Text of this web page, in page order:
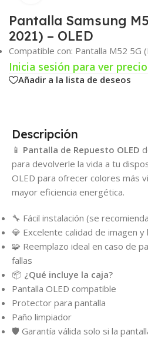
Pantalla Samsung
2021) – OLED
Compatible con: Pantalla M52 5G
Inicia sesión para ver
Añadir a la lista de deseos
Descripción
📱 Pantalla de Repuesto OLED
para devolverle la vida a tu
OLED para ofrecer colores más
mayor eficiencia energética.
🔧 Fácil instalación (se
💎 Excelente calidad de imagen y
🧩 Reemplazo ideal en caso de
fallas
📦 ¿Qué incluye la caja?
Pantalla OLED compatible
Protector para pantalla
Paño limpiador
🛡️ Garantía válida solo si la